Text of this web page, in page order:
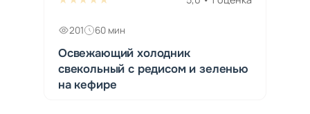
201 60 мин
Освежающий холодник
свекольный с редисом и зеленью
на кефире